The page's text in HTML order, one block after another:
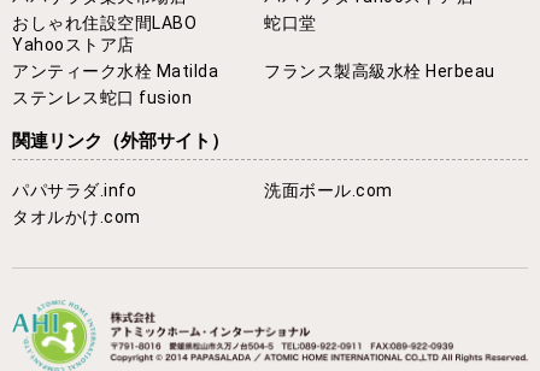
おしゃれ住設空間LABO
Yahooストア店
蛇口堂
アンティーク水栓 Matilda
フランス製高級水栓 Herbeau
ステンレス蛇口 fusion
関連リンク （外部サイト）
パパサラダ.info
洗面ボール.com
タオルかけ.com